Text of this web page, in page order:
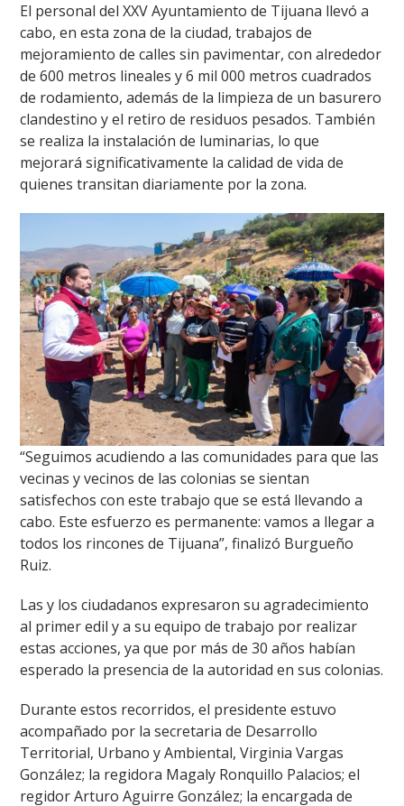
El personal del XXV Ayuntamiento de Tijuana llevó a
cabo, en esta zona de la ciudad, trabajos de
mejoramiento de calles sin pavimentar, con alrededor
de 600 metros lineales y 6 mil 000 metros cuadrados
de rodamiento, además de la limpieza de un basurero
clandestino y el retiro de residuos pesados. También
se realiza la instalación de luminarias, lo que
mejorará significativamente la calidad de vida de
quienes transitan diariamente por la zona.
“Seguimos acudiendo a las comunidades para que las
vecinas y vecinos de las colonias se sientan
satisfechos con este trabajo que se está llevando a
cabo. Este esfuerzo es permanente: vamos a llegar a
todos los rincones de Tijuana”, finalizó Burgueño
Ruiz.
Las y los ciudadanos expresaron su agradecimiento
al primer edil y a su equipo de trabajo por realizar
estas acciones, ya que por más de 30 años habían
esperado la presencia de la autoridad en sus colonias.
Durante estos recorridos, el presidente estuvo
acompañado por la secretaria de Desarrollo
Territorial, Urbano y Ambiental, Virginia Vargas
González; la regidora Magaly Ronquillo Palacios; el
regidor Arturo Aguirre González; la encargada de